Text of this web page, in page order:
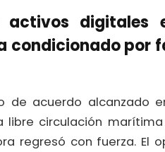
digitales
condicionado por
de acuerdo alcanzado
libre circulación
regresó con fuerza. El